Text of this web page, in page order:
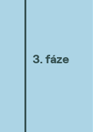
3. fáze